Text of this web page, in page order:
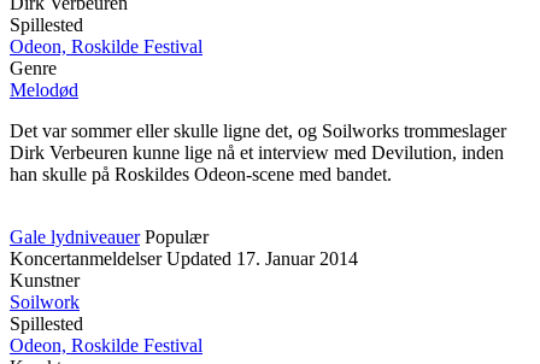
Spillested
Odeon, Roskilde Festival
Genre
Melodød
Det var sommer eller skulle ligne det, og Soilworks trommeslager
Dirk Verbeuren kunne lige nå et interview med Devilution, inden
han skulle på Roskildes Odeon-scene med bandet.
Gale lydniveauer Populær
Koncertanmeldelser Updated 17. Januar 2014
Kunstner
Soilwork
Spillested
Odeon, Roskilde Festival